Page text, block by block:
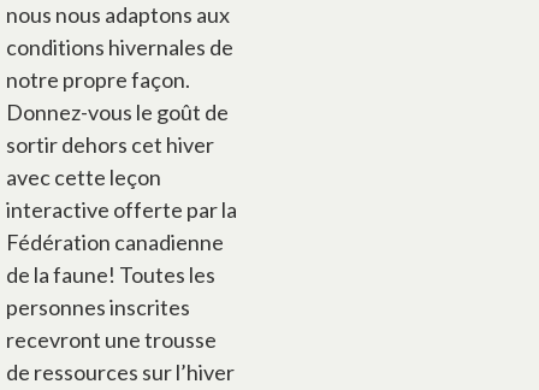
nous nous adaptons aux
conditions hivernales de
notre propre façon.
Donnez-vous le goût de
sortir dehors cet hiver
avec cette leçon
interactive offerte par la
Fédération canadienne
de la faune! Toutes les
personnes inscrites
recevront une trousse
de ressources sur l’hiver